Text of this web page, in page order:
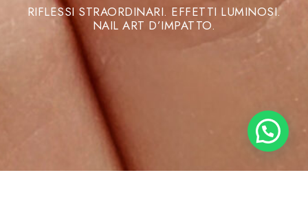
RIFLESSI STRAORDINARI. EFFETTI LUMINOSI.
NAIL ART D’IMPATTO.